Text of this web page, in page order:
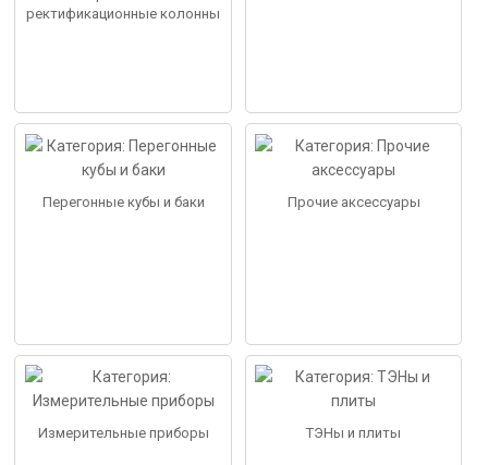
ректификационные колонны
Перегонные кубы и баки Прочие аксессуары
Измерительные приборы ТЭНы и плиты